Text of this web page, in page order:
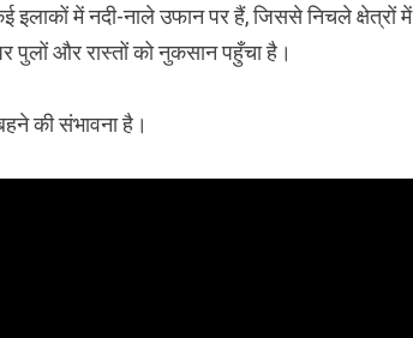
इलाकों में नदी-नाले उफान पर हैं, जिससे निचले क्षेत्रों में
पुलों और रास्तों को नुकसान पहुँचा है।
की संभावना है।